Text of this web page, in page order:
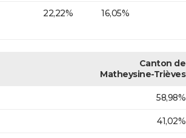
22,22% 16,05%
Canton de
Matheysine-Trièves
58,98%
41,02%